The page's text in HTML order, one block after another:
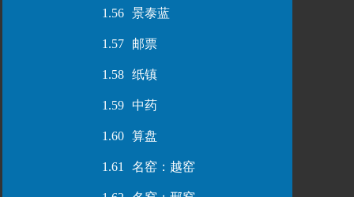
1.56 景泰蓝
1.57 邮票
1.58 纸镇
1.59 中药
1.60 算盘
1.61 名窑：越窑